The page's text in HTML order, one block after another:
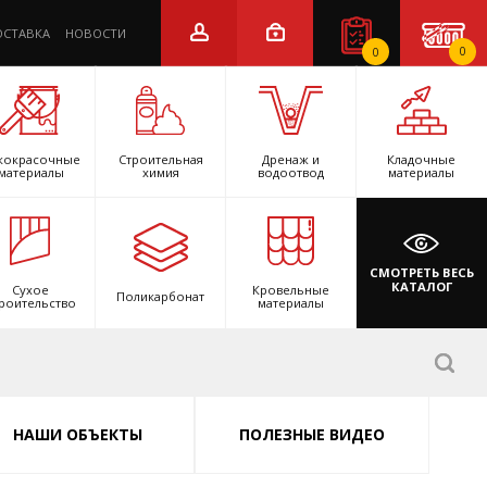
НОВОСТИ
0 0
материалы
Строительная
химия
Дренаж и
водоотвод
Кладочные
материалы
Сухое
Поликарбонат
Кровельные
материалы
СМОТРЕТЬ ВЕСЬ
КАТАЛОГ
НАШИ ОБЪЕКТЫ ПОЛЕЗНЫЕ ВИДЕО